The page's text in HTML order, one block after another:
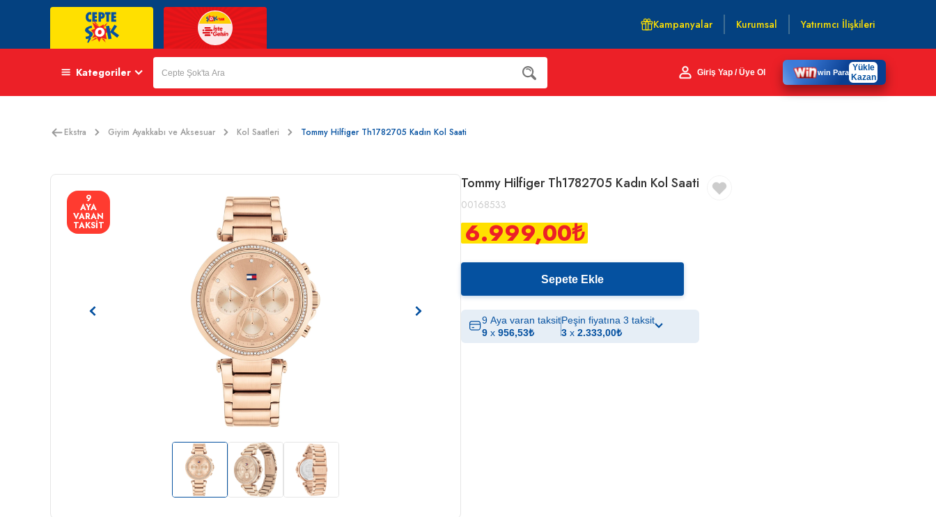
Kampanyalar Kurumsal Yatırımcı İlişkileri
Kategoriler Giriş Yap / Üye Ol win Para Yükle
Kazan
Ekstra Giyim Ayakkabı ve Aksesuar Kol Saatleri Tommy Hilfiger Th1782705 Kadın Kol Saati
9
AYA
VARAN
TAKSİT
Tommy Hilfiger Th1782705 Kadın Kol Saati
00168533
6.999,00₺
Sepete Ekle
9 Aya varan taksit
9 x 956,53₺
Peşin fiyatına 3 taksit
3 x 2.333,00₺